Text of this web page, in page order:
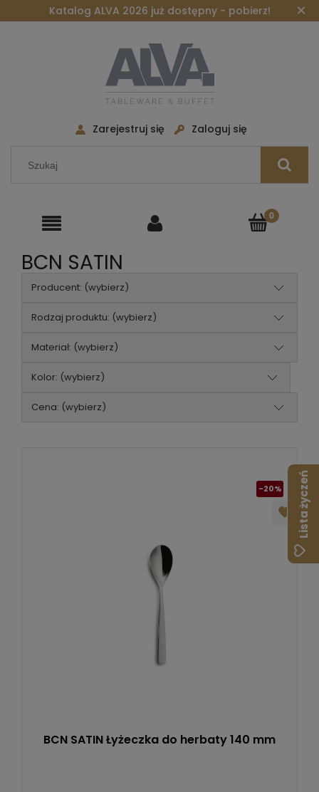
Katalog ALVA 2026 już dostępny - pobierz! ×
Zarejestruj się Zaloguj się
BCN SATIN
Producent: (wybierz)
Rodzaj produktu: (wybierz)
Materiał: (wybierz)
Kolor: (wybierz)
Cena: (wybierz)
-20%
BCN SATIN Łyżeczka do herbaty 140 mm
Lista życzeń